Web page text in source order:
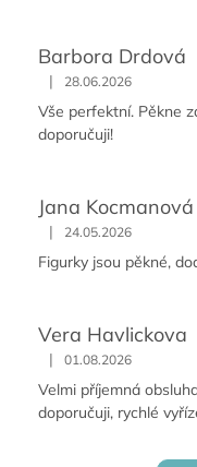
Barbora Drdová
| 28.06.2026
Vše perfektní. Pěkne
doporučuji!
Jana Kocmanová
| 24.05.2026
Figurky jsou pěkné,
Vera Havlickova
| 01.08.2026
Velmi příjemná
doporučuji, rychlé